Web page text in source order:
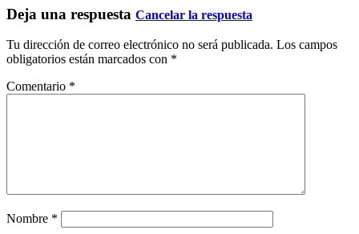
Deja una respuesta Cancelar la respuesta
Tu dirección de correo electrónico no será publicada. Los campos
obligatorios están marcados con *
Comentario *
Nombre *